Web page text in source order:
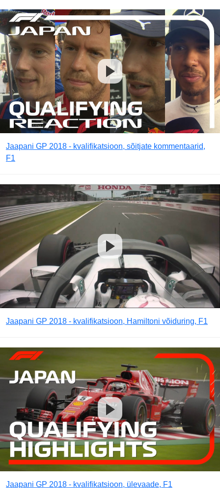
Jaapani GP 2018 - kvalifikatsioon, sõitjate kommentaarid,
F1
Jaapani GP 2018 - kvalifikatsioon, Hamiltoni võiduring, F1
Jaapani GP 2018 - kvalifikatsioon, ülevaade, F1